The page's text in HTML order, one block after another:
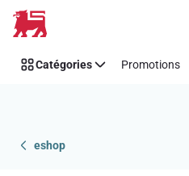
Passer
Catégories Promotions
eshop